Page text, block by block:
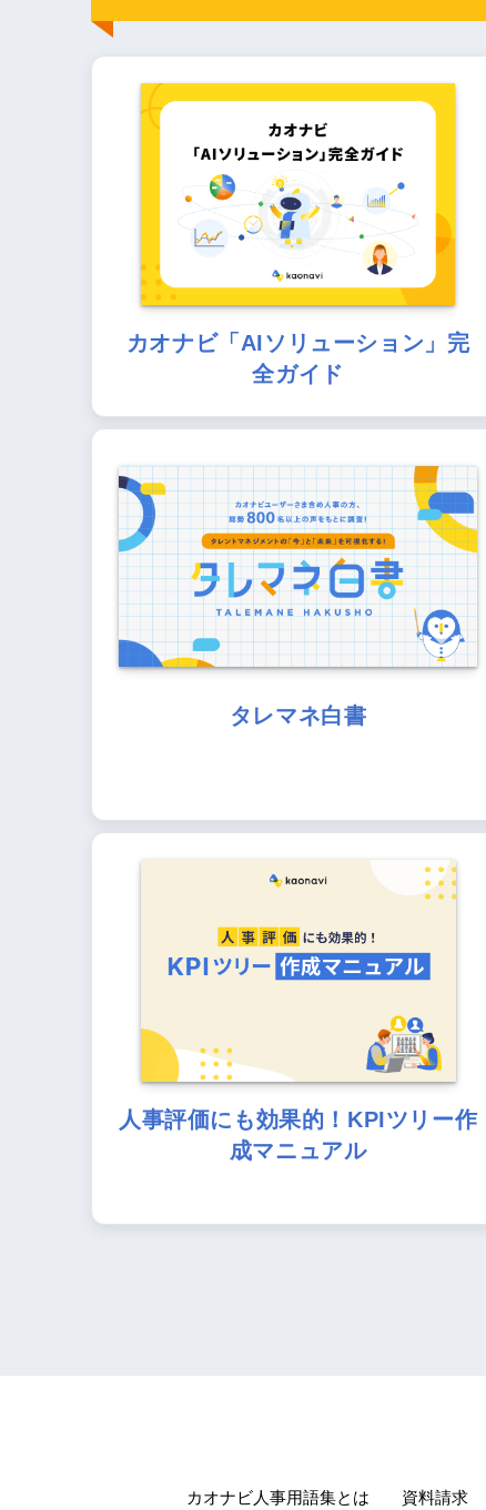
カオナビ「AIソリューション」完
全ガイド
タレマネ白書
人事評価にも効果的！KPIツリー作
成マニュアル
カオナビ人事用語集とは 資料請求